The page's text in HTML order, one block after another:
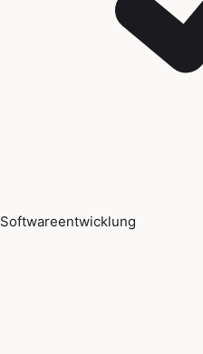
Softwareentwicklung